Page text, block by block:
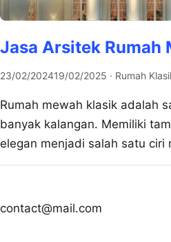
Jasa Arsitek Rumah
23/02/202419/02/2025 · Rumah
Rumah mewah klasik adalah
banyak kalangan. Memiliki
elegan menjadi salah satu ciri
contact@mail.com